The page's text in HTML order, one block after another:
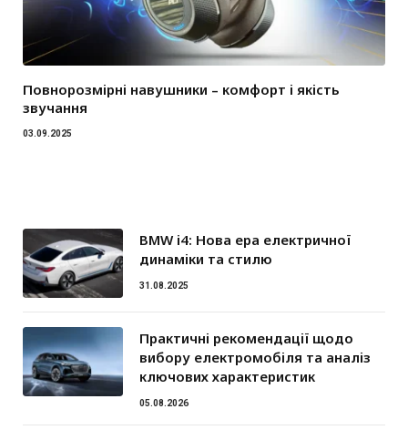
Повнорозмірні навушники – комфорт і якість
звучання
03.09.2025
BMW i4: Нова ера електричної
динаміки та стилю
31.08.2025
Практичні рекомендації щодо
вибору електромобіля та аналіз
ключових характеристик
05.08.2026